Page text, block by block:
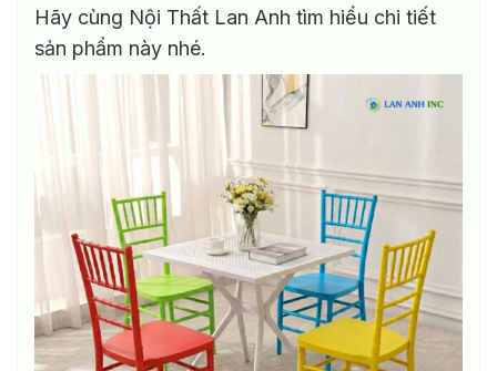
Hãy cùng Nội Thất Lan Anh tìm hiểu chi tiết
sản phẩm này nhé.